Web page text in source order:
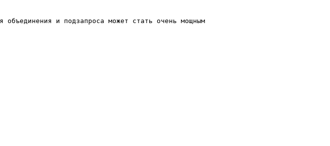
и подзапроса может стать очень мощным